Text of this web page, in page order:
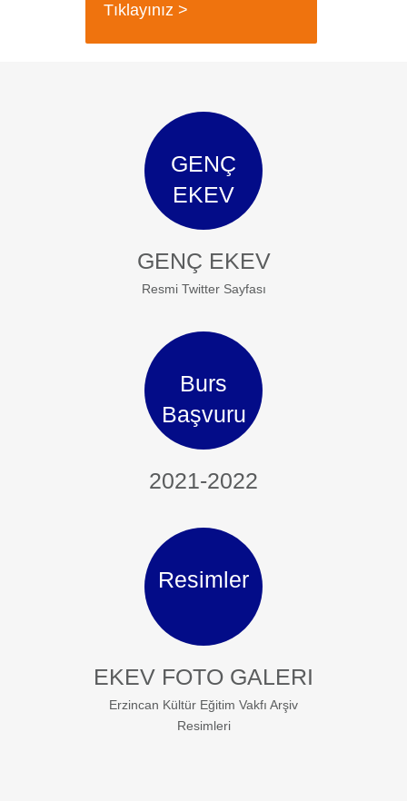
Tıklayınız >
GENÇ
EKEV
GENÇ EKEV
Resmi Twitter Sayfası
Burs
Başvuru
2021-2022
Resimler
EKEV FOTO GALERI
Erzincan Kültür Eğitim Vakfı Arşiv
Resimleri